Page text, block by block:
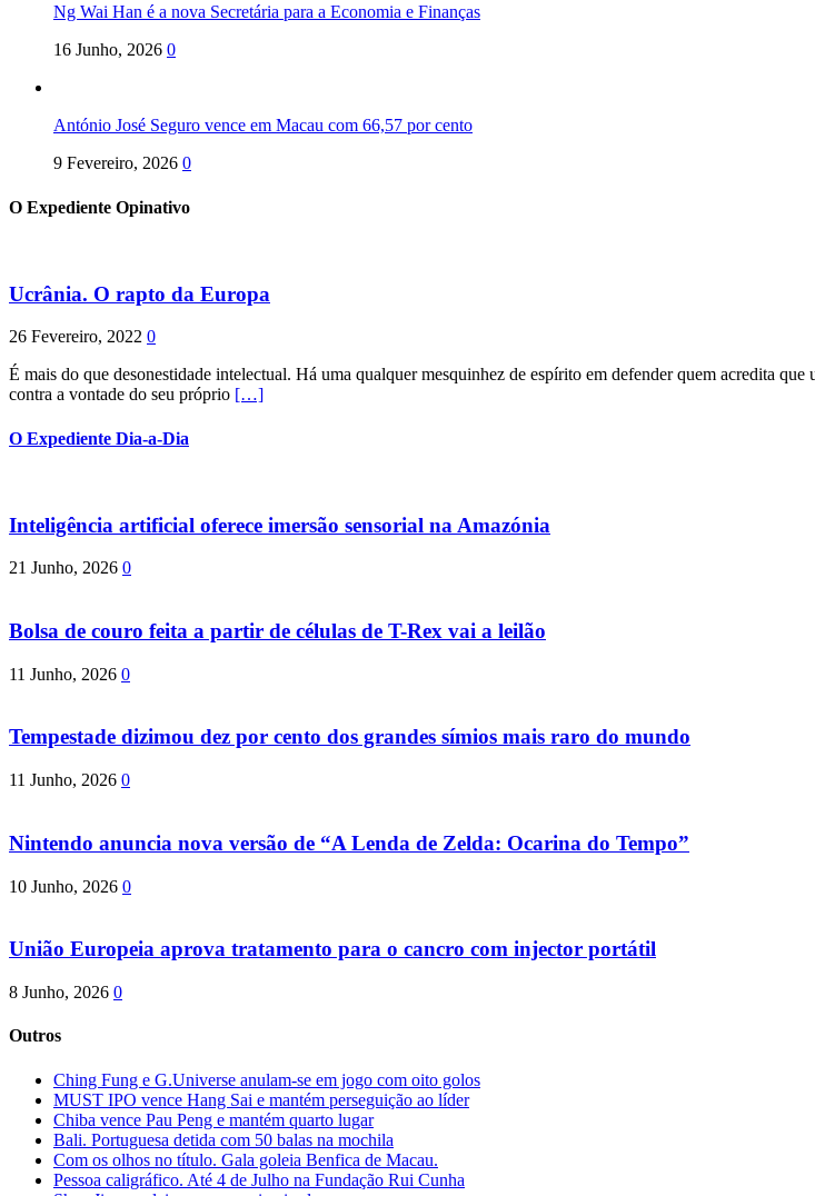
Ng Wai Han é a nova Secretária para a Economia e Finanças
16 Junho, 2026 0
António José Seguro vence em Macau com 66,57 por cento
9 Fevereiro, 2026 0
O Expediente Opinativo
Ucrânia. O rapto da Europa
26 Fevereiro, 2022 0
É mais do que desonestidade intelectual. Há uma qualquer mesquinhez de espírito em defender quem acredita
contra a vontade do seu próprio […]
O Expediente Dia-a-Dia
Inteligência artificial oferece imersão sensorial na Amazónia
21 Junho, 2026 0
Bolsa de couro feita a partir de células de T-Rex vai a leilão
11 Junho, 2026 0
Tempestade dizimou dez por cento dos grandes símios mais raro do mundo
11 Junho, 2026 0
Nintendo anuncia nova versão de “A Lenda de Zelda: Ocarina do Tempo”
10 Junho, 2026 0
União Europeia aprova tratamento para o cancro com injector portátil
8 Junho, 2026 0
Outros
Ching Fung e G.Universe anulam-se em jogo com oito golos
MUST IPO vence Hang Sai e mantém perseguição ao líder
Chiba vence Pau Peng e mantém quarto lugar
Bali. Portuguesa detida com 50 balas na mochila
Com os olhos no título. Gala goleia Benfica de Macau.
Pessoa caligráfico. Até 4 de Julho na Fundação Rui Cunha